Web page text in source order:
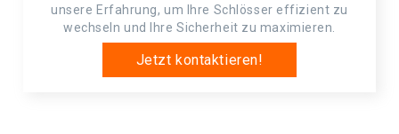
unsere Erfahrung, um Ihre Schlösser effizient zu
wechseln und Ihre Sicherheit zu maximieren.
Jetzt kontaktieren!